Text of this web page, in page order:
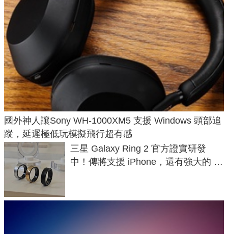
國外神人讓Sony WH-1000XM5 支援 Windows 頭部追
蹤，延遲極低玩模擬飛行超有感
三星 Galaxy Ring 2 官方證實研發
中！傳將支援 iPhone，還有強大的 AI